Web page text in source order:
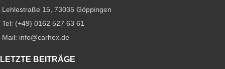
Lehlestraße 15, 73035 Göppingen
Tel: (+49) 0162 527 63 61
Mail: info@carhex.de
LETZTE BEITRÄGE